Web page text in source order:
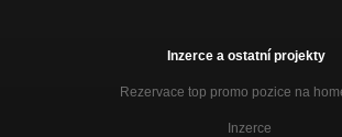
Inzerce a ostatní projekty
Rezervace top promo pozice na
Inzerce